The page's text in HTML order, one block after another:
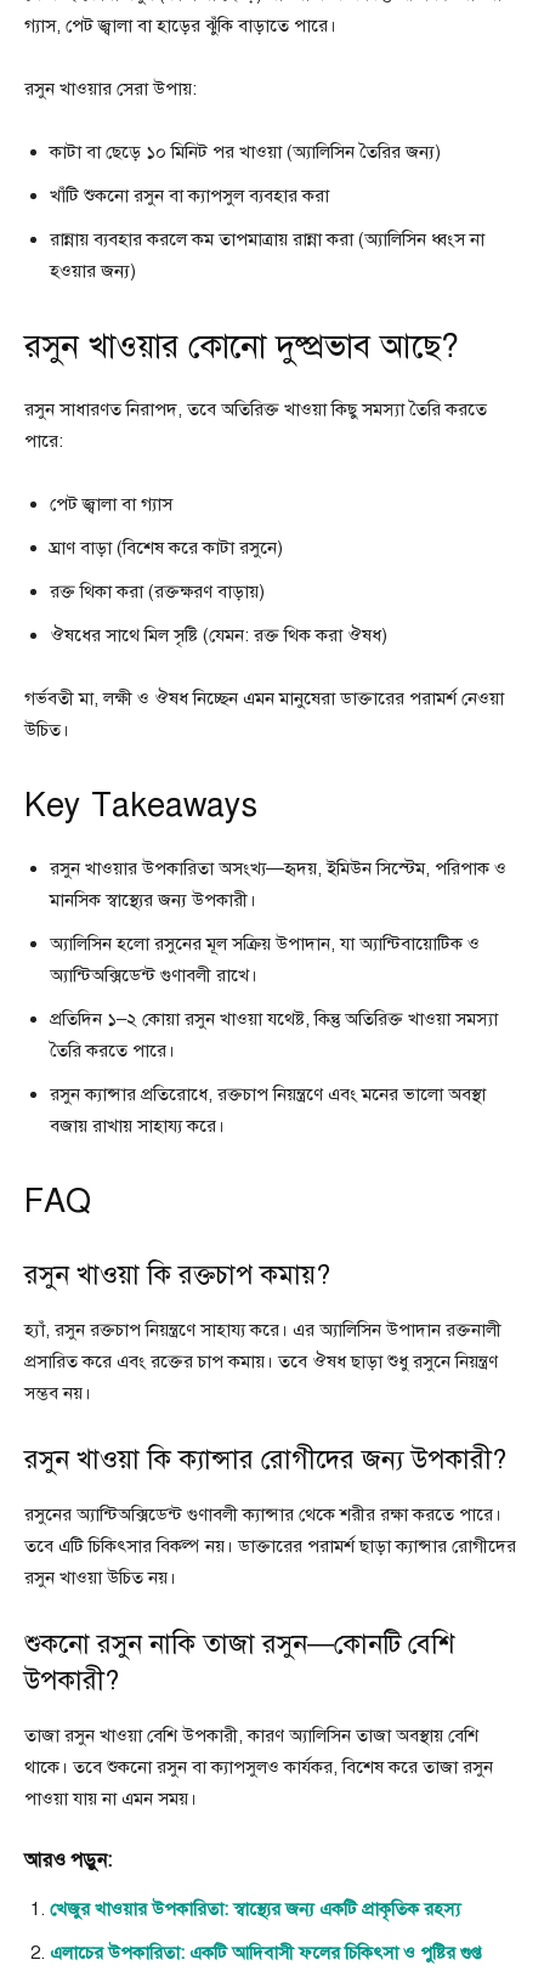
গ্যাস, পেট জ্বালা বা হাড়ের ঝুঁকি বাড়াতে পারে।
রসুন খাওয়ার সেরা উপায়:
কাটা বা ছেড়ে ১০ মিনিট পর খাওয়া (অ্যালিসিন তৈরির জন্য)
খাঁটি শুকনো রসুন বা ক্যাপসুল ব্যবহার করা
রান্নায় ব্যবহার করলে কম তাপমাত্রায় রান্না করা (অ্যালিসিন ধ্বংস না
হওয়ার জন্য)
রসুন খাওয়ার কোনো দুষ্প্রভাব আছে?
রসুন সাধারণত নিরাপদ, তবে অতিরিক্ত খাওয়া কিছু সমস্যা তৈরি করতে
পারে:
পেট জ্বালা বা গ্যাস
ঘ্রাণ বাড়া (বিশেষ করে কাটা রসুনে)
রক্ত থিকা করা (রক্তক্ষরণ বাড়ায়)
ঔষধের সাথে মিল সৃষ্টি (যেমন: রক্ত থিক করা ঔষধ)
গর্ভবতী মা, লক্ষী ও ঔষধ নিচ্ছেন এমন মানুষেরা ডাক্তারের পরামর্শ নেওয়া
উচিত।
Key Takeaways
রসুন খাওয়ার উপকারিতা অসংখ্য—হৃদয়, ইমিউন সিস্টেম, পরিপাক ও
মানসিক স্বাস্থ্যের জন্য উপকারী।
অ্যালিসিন হলো রসুনের মূল সক্রিয় উপাদান, যা অ্যান্টিবায়োটিক ও
অ্যান্টিঅক্সিডেন্ট গুণাবলী রাখে।
প্রতিদিন ১–২ কোয়া রসুন খাওয়া যথেষ্ট, কিন্তু অতিরিক্ত খাওয়া সমস্যা
তৈরি করতে পারে।
রসুন ক্যান্সার প্রতিরোধে, রক্তচাপ নিয়ন্ত্রণে এবং মনের ভালো অবস্থা
বজায় রাখায় সাহায্য করে।
FAQ
রসুন খাওয়া কি রক্তচাপ কমায়?
হ্যাঁ, রসুন রক্তচাপ নিয়ন্ত্রণে সাহায্য করে। এর অ্যালিসিন উপাদান রক্তনালী
প্রসারিত করে এবং রক্তের চাপ কমায়। তবে ঔষধ ছাড়া শুধু রসুনে নিয়ন্ত্রণ
সম্ভব নয়।
রসুন খাওয়া কি ক্যান্সার রোগীদের জন্য উপকারী?
রসুনের অ্যান্টিঅক্সিডেন্ট গুণাবলী ক্যান্সার থেকে শরীর রক্ষা করতে পারে।
তবে এটি চিকিৎসার বিকল্প নয়। ডাক্তারের পরামর্শ ছাড়া ক্যান্সার রোগীদের
রসুন খাওয়া উচিত নয়।
শুকনো রসুন নাকি তাজা রসুন—কোনটি বেশি
উপকারী?
তাজা রসুন খাওয়া বেশি উপকারী, কারণ অ্যালিসিন তাজা অবস্থায় বেশি
থাকে। তবে শুকনো রসুন বা ক্যাপসুলও কার্যকর, বিশেষ করে তাজা রসুন
পাওয়া যায় না এমন সময়।
আরও পড়ুন:
খেজুর খাওয়ার উপকারিতা: স্বাস্থ্যের জন্য একটি প্রাকৃতিক রহস্য
এলাচের উপকারিতা: একটি আদিবাসী ফলের চিকিৎসা ও পুষ্টির গুপ্ত